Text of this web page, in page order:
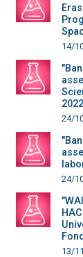
14/
24/
24/
13/